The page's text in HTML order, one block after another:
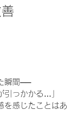
瞬間──
引っかかる…」
を感じたことはあ